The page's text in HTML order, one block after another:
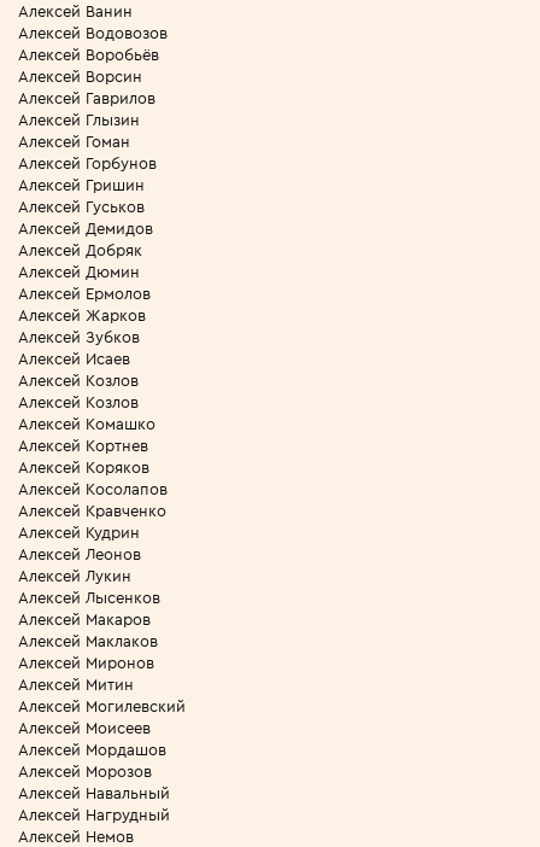
Алексей Ванин
Алексей Водовозов
Алексей Воробьёв
Алексей Ворсин
Алексей Гаврилов
Алексей Глызин
Алексей Гоман
Алексей Горбунов
Алексей Гришин
Алексей Гуськов
Алексей Демидов
Алексей Добряк
Алексей Дюмин
Алексей Ермолов
Алексей Жарков
Алексей Зубков
Алексей Исаев
Алексей Козлов
Алексей Козлов
Алексей Комашко
Алексей Кортнев
Алексей Коряков
Алексей Косолапов
Алексей Кравченко
Алексей Кудрин
Алексей Леонов
Алексей Лукин
Алексей Лысенков
Алексей Макаров
Алексей Маклаков
Алексей Миронов
Алексей Митин
Алексей Могилевский
Алексей Моисеев
Алексей Мордашов
Алексей Морозов
Алексей Навальный
Алексей Нагрудный
Алексей Немов